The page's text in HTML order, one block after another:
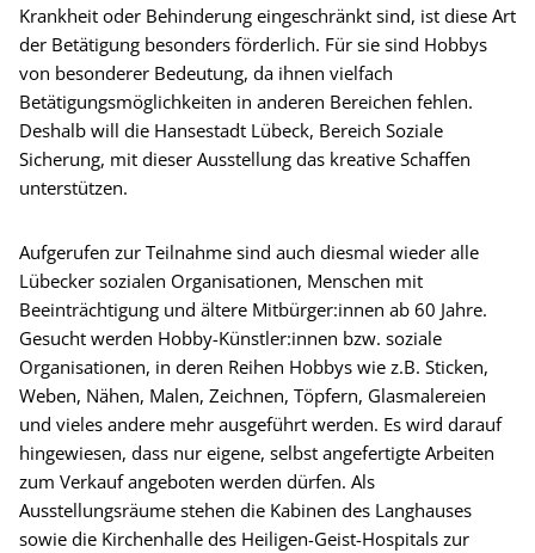
Krankheit oder Behinderung eingeschränkt sind, ist diese Art
der Betätigung besonders förderlich. Für sie sind Hobbys
von besonderer Bedeutung, da ihnen vielfach
Betätigungsmöglichkeiten in anderen Bereichen fehlen.
Deshalb will die Hansestadt Lübeck, Bereich Soziale
Sicherung, mit dieser Ausstellung das kreative Schaffen
unterstützen.
Aufgerufen zur Teilnahme sind auch diesmal wieder alle
Lübecker sozialen Organisationen, Menschen mit
Beeinträchtigung und ältere Mitbürger:innen ab 60 Jahre.
Gesucht werden Hobby-Künstler:innen bzw. soziale
Organisationen, in deren Reihen Hobbys wie z.B. Sticken,
Weben, Nähen, Malen, Zeichnen, Töpfern, Glasmalereien
und vieles andere mehr ausgeführt werden. Es wird darauf
hingewiesen, dass nur eigene, selbst angefertigte Arbeiten
zum Verkauf angeboten werden dürfen. Als
Ausstellungsräume stehen die Kabinen des Langhauses
sowie die Kirchenhalle des Heiligen-Geist-Hospitals zur